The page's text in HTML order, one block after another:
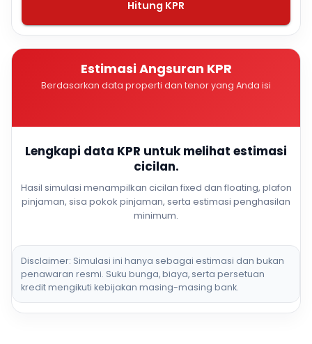
Hitung KPR
Estimasi Angsuran KPR
Berdasarkan data properti dan tenor yang Anda isi
Lengkapi data KPR untuk melihat estimasi
cicilan.
Hasil simulasi menampilkan cicilan fixed dan floating, plafon
pinjaman, sisa pokok pinjaman, serta estimasi penghasilan
minimum.
Disclaimer: Simulasi ini hanya sebagai estimasi dan bukan
penawaran resmi. Suku bunga, biaya, serta persetuan
kredit mengikuti kebijakan masing-masing bank.